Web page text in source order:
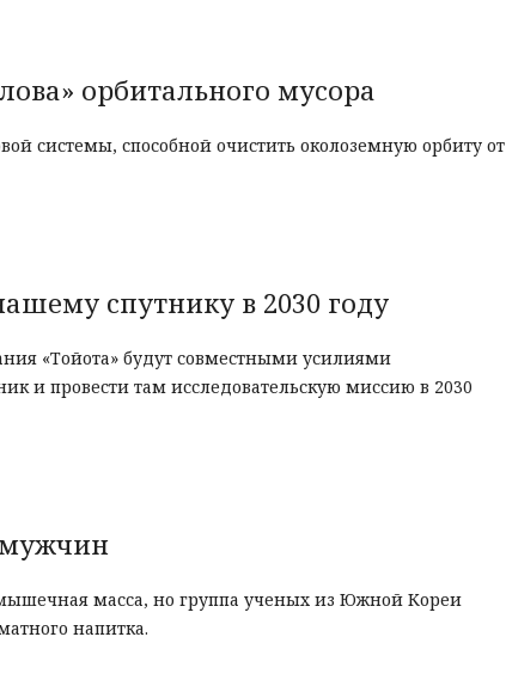
орбитального мусора
системы, способной очистить околоземную орбиту от
спутнику в 2030 году
«Тойота» будут совместными усилиями
и провести там исследовательскую миссию в 2030
мышечная масса, но группа ученых из Южной Кореи
напитка.